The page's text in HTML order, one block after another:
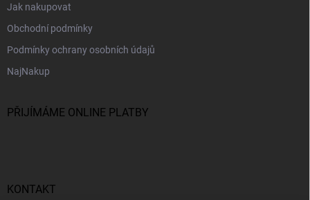
Jak nakupovat
Obchodní podmínky
Podmínky ochrany osobních údajů
NajNakup
PŘIJÍMÁME ONLINE PLATBY
KONTAKT